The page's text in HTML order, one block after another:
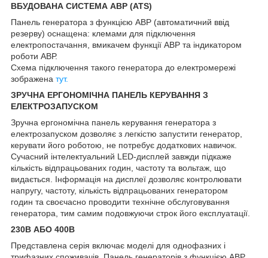
ВБУДОВАНА СИСТЕМА АВР (ATS)
Панель генератора з функцією АВР (автоматичний ввід
резерву) оснащена: клемами для підключення
електропостачання, вмикачем функції АВР та індикатором
роботи АВР.
Схема підключення такого генератора до електромережі
зображена тут.
ЗРУЧНА ЕРГОНОМІЧНА ПАНЕЛЬ КЕРУВАННЯ З
ЕЛЕКТРОЗАПУСКОМ
Зручна ергономічна панель керування генератора з
електрозапуском дозволяє з легкістю запустити генератор,
керувати його роботою, не потребує додаткових навичок.
Сучасний інтелектуальний LED-дисплей завжди підкаже
кількість відпрацьованих годин, частоту та вольтаж, що
видається. Інформація на дисплеї дозволяє контролювати
напругу, частоту, кількість відпрацьованих генератором
годин та своєчасно проводити технічне обслуговування
генератора, тим самим подовжуючи строк його експлуатації.
230В АБО 400В
Представлена серія включає моделі для однофазних і